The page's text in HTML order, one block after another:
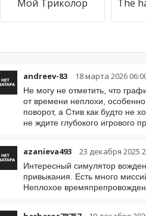
Мой Триколор
andreev-83 18 марта 2026
Не могу не отметить, что
от времени неплохи,
поворот, а Стив как будто не
не ждите глубокого игрового
azanieva493 23 декабря 2025
Интересный симулятор
привыкания. Есть много
Неплохое